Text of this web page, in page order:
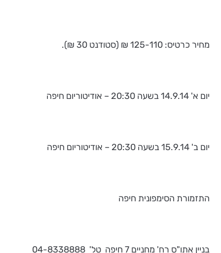
מחיר כרטיס: 125-110 ₪ (סטודנט 30 ₪).
יום א' 14.9.14 בשעה 20:30 – אודיטוריום חיפה
יום ב' 15.9.14 בשעה 20:30 – אודיטוריום חיפה
התזמורת הסימפונית חיפה
בניין אתו"ס רח' מחניים 7 חיפה טל' 04-8338888